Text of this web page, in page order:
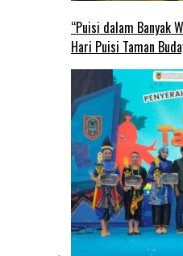
“Puisi dalam Banyak
Hari Puisi Taman